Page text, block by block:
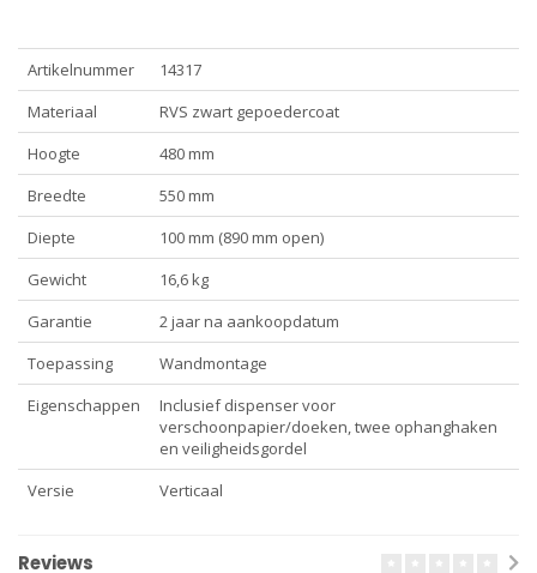
Artikelnummer
14317
Materiaal
RVS zwart gepoedercoat
Hoogte
480 mm
Breedte
550 mm
Diepte
100 mm (890 mm open)
Gewicht
16,6 kg
Garantie
2 jaar na aankoopdatum
Toepassing
Wandmontage
Eigenschappen
Inclusief dispenser voor
verschoonpapier/doeken, twee ophanghaken
en veiligheidsgordel
Versie
Verticaal
Reviews